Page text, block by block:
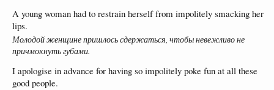
A young woman had to restrain herself from impolitely smacking her
lips.
Молодой женщине пришлось сдержаться, чтобы невежливо не
причмокнуть губами.
I apologise in advance for having so impolitely poke fun at all these
good people.